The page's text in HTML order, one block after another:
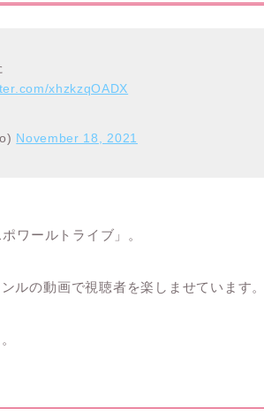
xhzkzqOADX
November 18, 2021
ワールトライブ」。
ルの動画で視聴者を楽しませています。